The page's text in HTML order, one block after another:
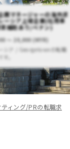
画マネージャーの海外求
ーシア上場企業(社用車
補助あり/ペナン)
〜 20,000 (MYR)
シア / Georgetownの転職
す。
ィング/PRの転職求人